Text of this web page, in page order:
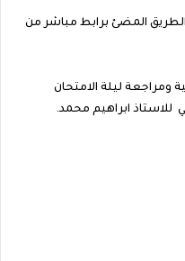
المضئ برابط مباشر من
ومراجعة ليلة الامتحان
للاستاذ ابراهيم محمد.